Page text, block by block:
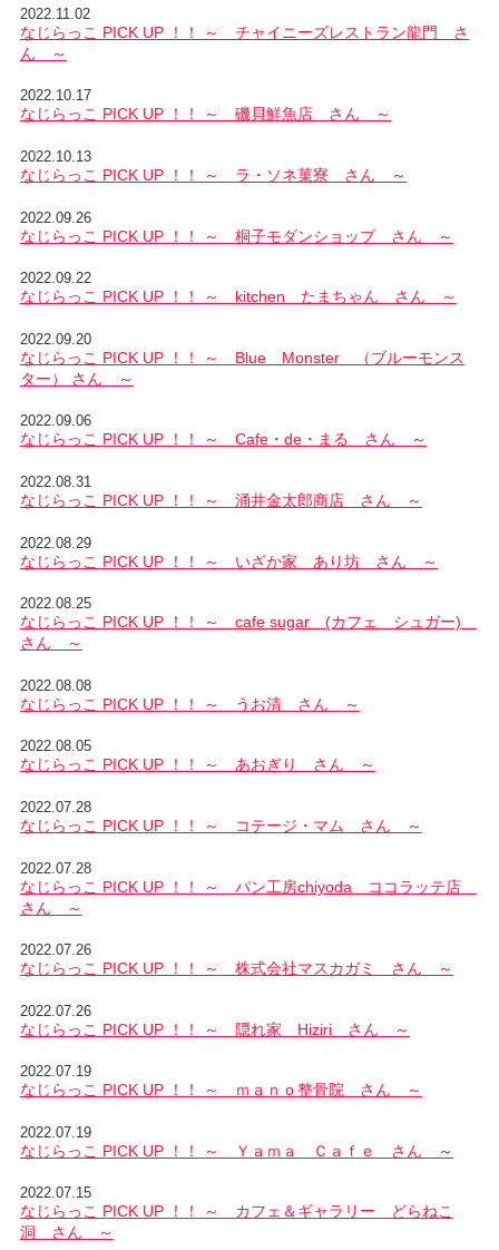
2022.11.02
なじらっこ PICK UP ！！ ～ チャイニーズレストラン龍門 さ
ん ～
2022.10.17
なじらっこ PICK UP ！！ ～ 磯貝鮮魚店 さん ～
2022.10.13
なじらっこ PICK UP ！！ ～ ラ・ソネ菓寮 さん ～
2022.09.26
なじらっこ PICK UP ！！ ～ 桐子モダンショップ さん ～
2022.09.22
なじらっこ PICK UP ！！ ～ kitchen たまちゃん さん ～
2022.09.20
なじらっこ PICK UP ！！ ～ Blue Monster （ブルーモンス
ター） さん ～
2022.09.06
なじらっこ PICK UP ！！ ～ Cafe・de・まる さん ～
2022.08.31
なじらっこ PICK UP ！！ ～ 涌井金太郎商店 さん ～
2022.08.29
なじらっこ PICK UP ！！ ～ いざか家 あり坊 さん ～
2022.08.25
なじらっこ PICK UP ！！ ～ cafe sugar (カフェ シュガー)
さん ～
2022.08.08
なじらっこ PICK UP ！！ ～ うお清 さん ～
2022.08.05
なじらっこ PICK UP ！！ ～ あおぎり さん ～
2022.07.28
なじらっこ PICK UP ！！ ～ コテージ・マム さん ～
2022.07.28
なじらっこ PICK UP ！！ ～ パン工房chiyoda ココラッテ店
さん ～
2022.07.26
なじらっこ PICK UP ！！ ～ 株式会社マスカガミ さん ～
2022.07.26
なじらっこ PICK UP ！！ ～ 隠れ家 Hiziri さん ～
2022.07.19
なじらっこ PICK UP ！！ ～ ｍａｎｏ整骨院 さん ～
2022.07.19
なじらっこ PICK UP ！！ ～ Ｙａｍａ Ｃａｆｅ さん ～
2022.07.15
なじらっこ PICK UP ！！ ～ カフェ＆ギャラリー どらねこ
洞 さん ～